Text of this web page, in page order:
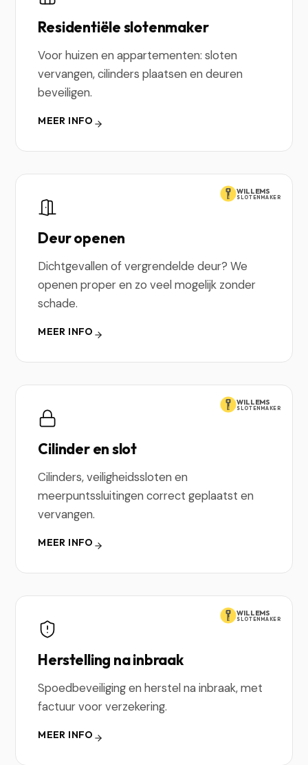
Residentiële slotenmaker
Voor huizen en appartementen: sloten
vervangen, cilinders plaatsen en deuren
beveiligen.
MEER INFO
WILLEMS
SLOTENMAKER
Deur openen
Dichtgevallen of vergrendelde deur? We
openen proper en zo veel mogelijk zonder
schade.
MEER INFO
WILLEMS
SLOTENMAKER
Cilinder en slot
Cilinders, veiligheidssloten en
meerpuntssluitingen correct geplaatst en
vervangen.
MEER INFO
WILLEMS
SLOTENMAKER
Herstelling na inbraak
Spoedbeveiliging en herstel na inbraak, met
factuur voor verzekering.
MEER INFO